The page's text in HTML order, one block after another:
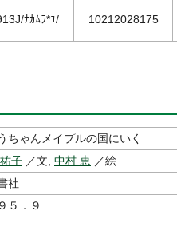
ﾅｶﾑﾗ*ﾕ/ 10212028175
ちゃんメイプルの国にいく
子 ／文, 中村 恵 ／絵
社
５．９